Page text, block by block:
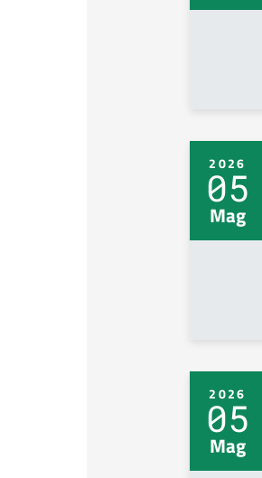
2026
05
Mag
2026
05
Mag